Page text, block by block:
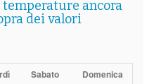
temperature ancora
dei valori
Sabato Domenica